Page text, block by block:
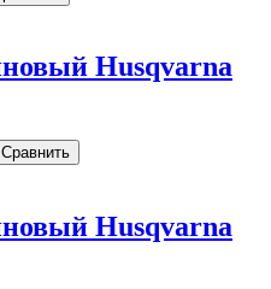
Husqvarna
Сравнить
Husqvarna